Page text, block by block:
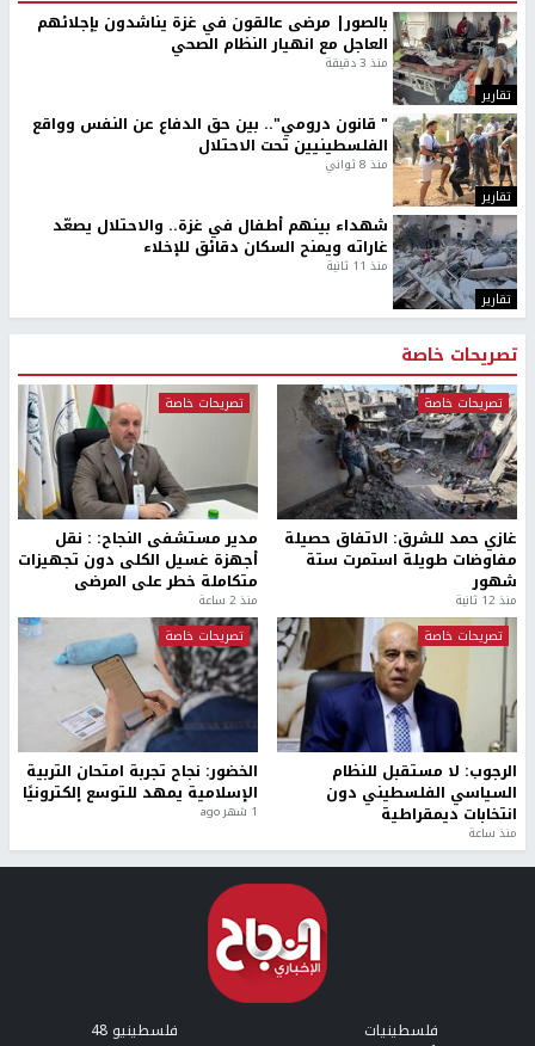
تقارير
بالصور| مرضى عالقون في غزة يناشدون بإجلائهم
العاجل مع انهيار النظام الصحي
منذ 3 دقيقة
تقارير
" قانون درومي".. بين حق الدفاع عن النفس وواقع
الفلسطينيين تحت الاحتلال
منذ 8 ثواني
تقارير
شهداء بينهم أطفال في غزة.. والاحتلال يصعّد
غاراته ويمنح السكان دقائق للإخلاء
منذ 11 ثانية
تصريحات خاصة
تصريحات خاصة
غازي حمد للشرق: الاتفاق حصيلة
مفاوضات طويلة استمرت ستة
شهور
منذ 12 ثانية
تصريحات خاصة
مدير مستشفى النجاح: : نقل
أجهزة غسيل الكلى دون تجهيزات
متكاملة خطر على المرضى
منذ 2 ساعة
تصريحات خاصة
الرجوب: لا مستقبل للنظام
السياسي الفلسطيني دون
انتخابات ديمقراطية
منذ ساعة
تصريحات خاصة
الخضور: نجاح تجربة امتحان التربية
الإسلامية يمهد للتوسع إلكترونيًا
1 شهر ago
فلسطينيات فلسطينيو 48